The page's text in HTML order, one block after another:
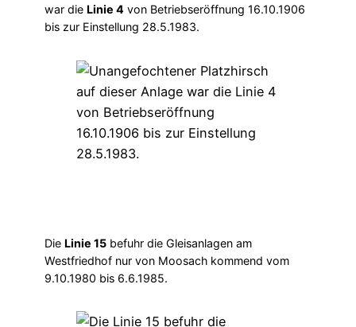
war die Linie 4 von Betriebseröffnung 16.10.1906
bis zur Einstellung 28.5.1983.
Die Linie 15 befuhr die Gleisanlagen am
Westfriedhof nur von Moosach kommend vom
9.10.1980 bis 6.6.1985.